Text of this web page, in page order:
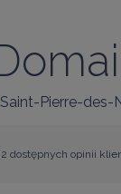
Saint-Pierre-des-
dostępnych opinii